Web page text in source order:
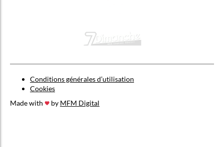
Conditions générales d’utilisation
Cookies
Made with
by MFM Digital